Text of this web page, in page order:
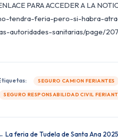
PARA ACCEDER A LA
tendra-feria-pero-si-habra-
autoridades-sanitarias/page/
SEGURO CAMION FERIANTES
SEGURO RESPONSABILIDAD CIVIL
La feria de Tudela de Santa Ana